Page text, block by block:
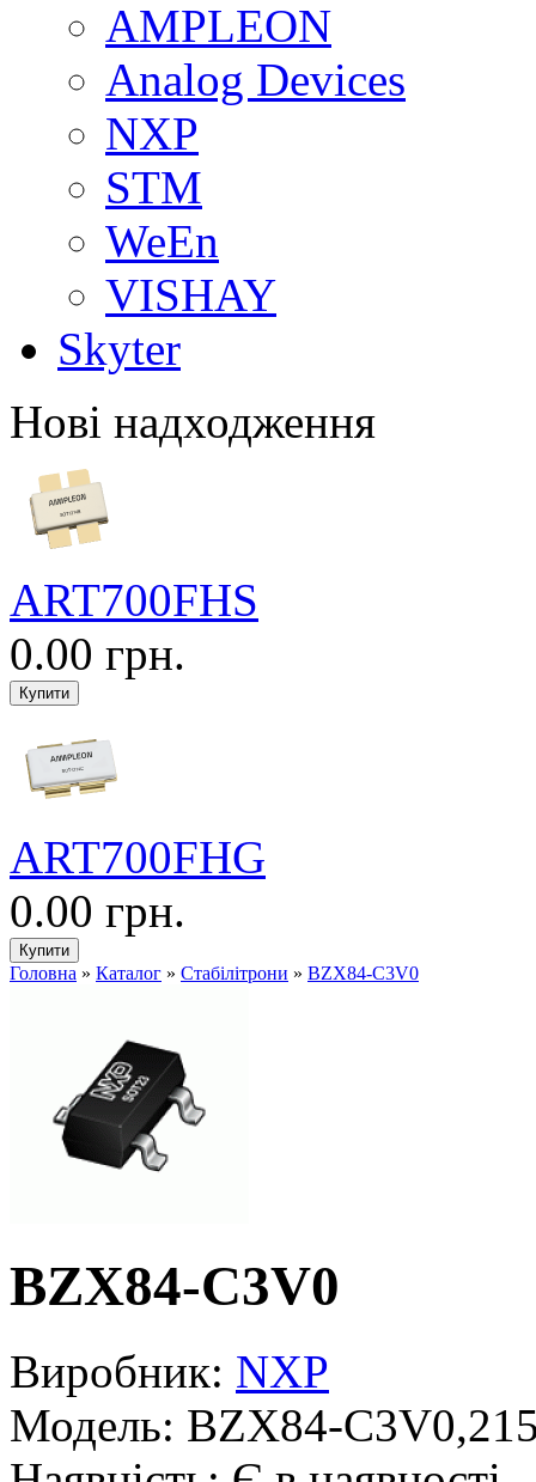
АMPLEON
Analog Devices
NXP
STM
WeEn
VISHAY
Skyter
Нові надходження
ART700FHS
0.00 грн.
ART700FHG
0.00 грн.
Головна » Каталог » Стабілітрони » BZX84-C3V0
BZX84-C3V0
Виробник: NXP
Модель: BZX84-